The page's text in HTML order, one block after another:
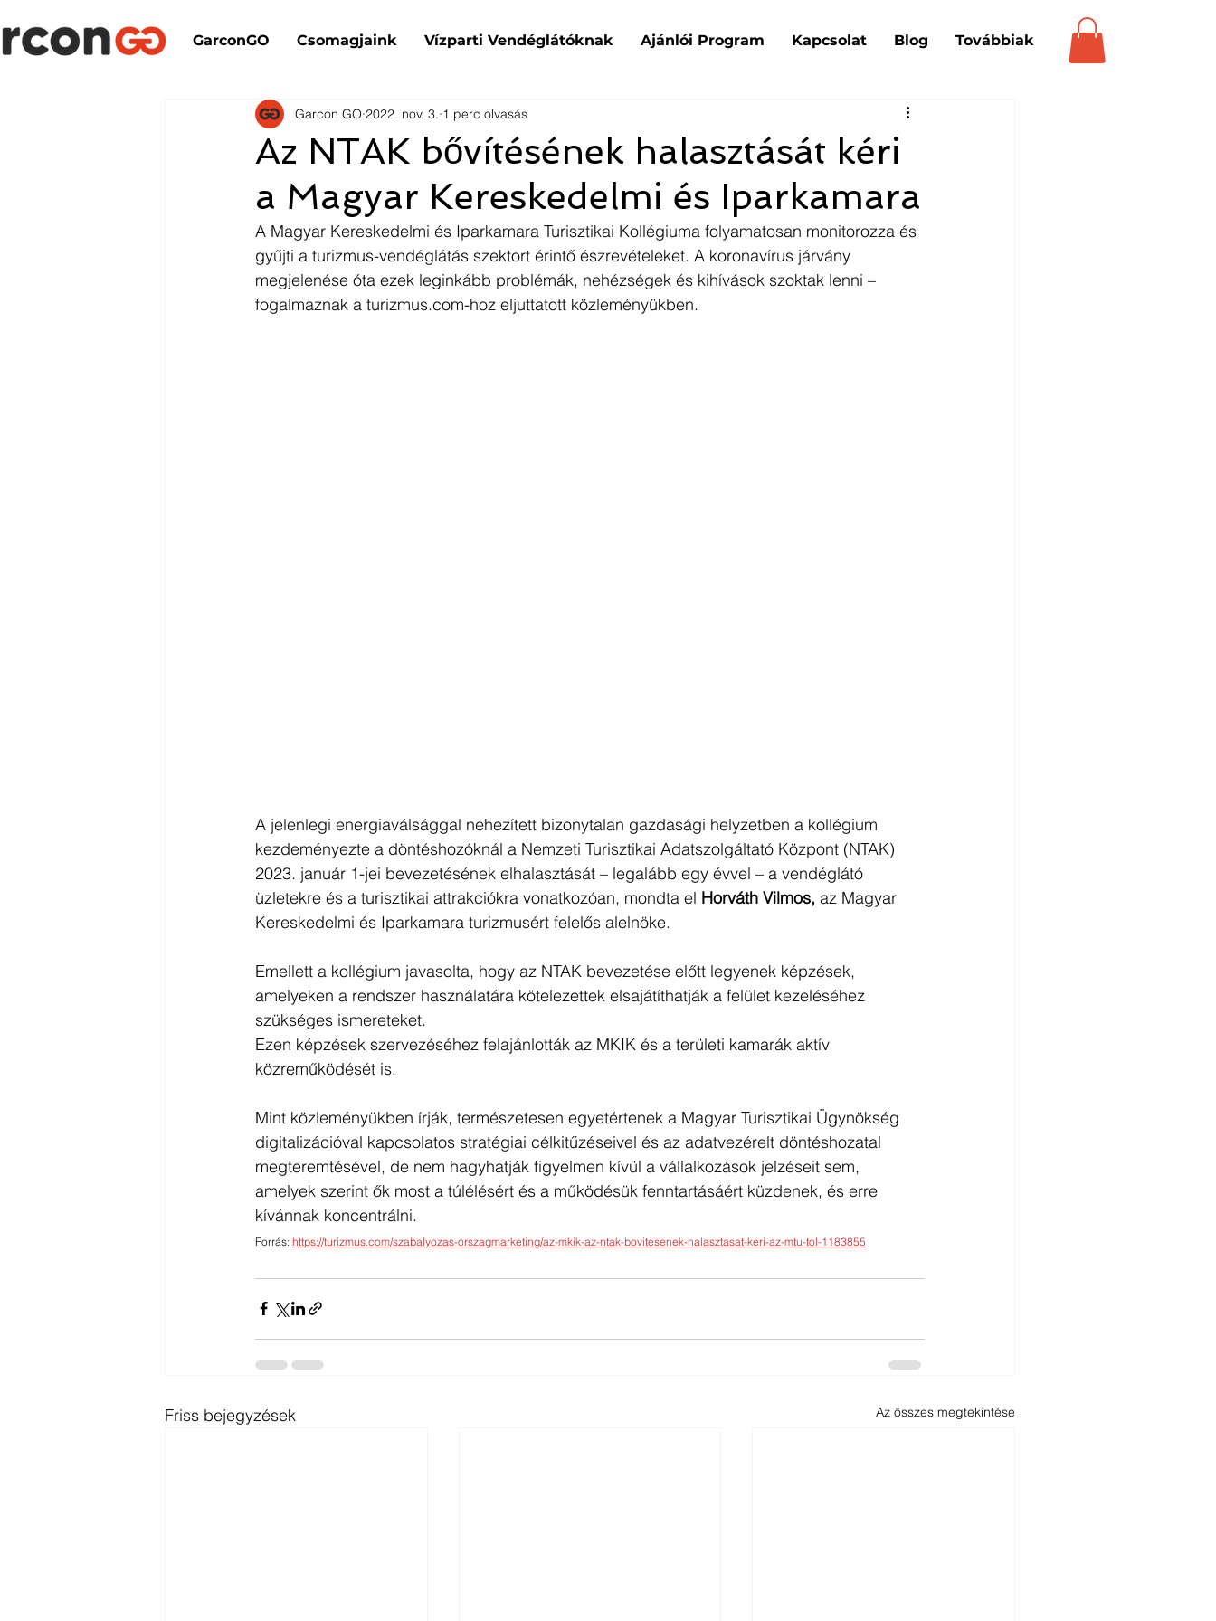
GarconGO Csomagjaink Vízparti Vendéglátóknak Ajánlói Program Kapcsolat Blog Továbbiak
Az NTAK bővítésének halasztását kéri
a Magyar Kereskedelmi és Iparkamara
Garcon GO 2022. nov. 3. 1 perc olvasás
A Magyar Kereskedelmi és Iparkamara Turisztikai Kollégiuma folyamatosan monitorozza és
gyűjti a turizmus-vendéglátás szektort érintő észrevételeket. A koronavírus járvány
megjelenése óta ezek leginkább problémák, nehézségek és kihívások szoktak lenni –
fogalmaznak a turizmus.com-hoz eljuttatott közleményükben.
A jelenlegi energiaválsággal nehezített bizonytalan gazdasági helyzetben a kollégium
kezdeményezte a döntéshozóknál a Nemzeti Turisztikai Adatszolgáltató Központ (NTAK)
2023. január 1-jei bevezetésének elhalasztását – legalább egy évvel – a vendéglátó
üzletekre és a turisztikai attrakciókra vonatkozóan, mondta el Horváth Vilmos, az Magyar
Kereskedelmi és Iparkamara turizmusért felelős alelnöke.
Emellett a kollégium javasolta, hogy az NTAK bevezetése előtt legyenek képzések,
amelyeken a rendszer használatára kötelezettek elsajátíthatják a felület kezeléséhez
szükséges ismereteket.
Ezen képzések szervezéséhez felajánlották az MKIK és a területi kamarák aktív
közreműködését is.
Mint közleményükben írják, természetesen egyetértenek a Magyar Turisztikai Ügynökség
digitalizációval kapcsolatos stratégiai célkitűzéseivel és az adatvezérelt döntéshozatal
megteremtésével, de nem hagyhatják figyelmen kívül a vállalkozások jelzéseit sem,
amelyek szerint ők most a túlélésért és a működésük fenntartásáért küzdenek, és erre
kívánnak koncentrálni.
Forrás: https://turizmus.com/szabalyozas-orszagmarketing/az-mkik-az-ntak-bovitesenek-halasztasat-keri-az-mtu-tol-1183855
Friss bejegyzések Az összes megtekintése